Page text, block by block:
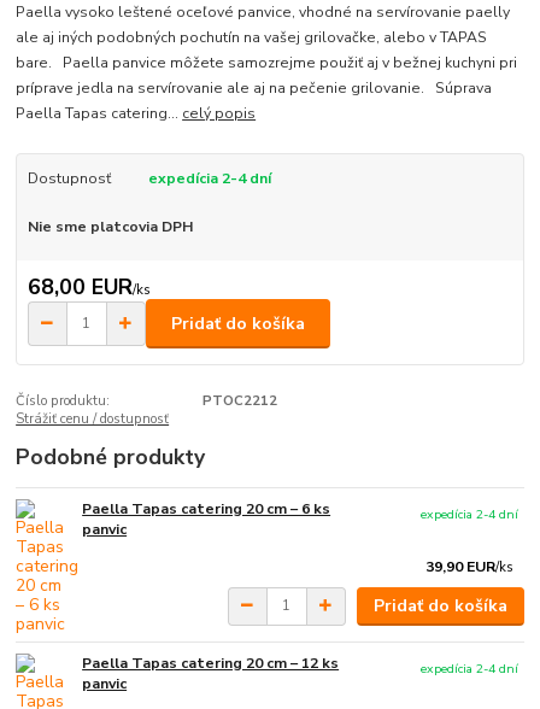
Paella vysoko leštené oceľové panvice, vhodné na servírovanie paelly
ale aj iných podobných pochutín na vašej grilovačke, alebo v TAPAS
bare. Paella panvice môžete samozrejme použiť aj v bežnej kuchyni pri
príprave jedla na servírovanie ale aj na pečenie grilovanie. Súprava
Paella Tapas catering... celý popis
Dostupnosť expedícia 2-4 dní
Nie sme platcovia DPH
68,00 EUR/ks
Pridať do košíka
Číslo produktu:
PTOC2212
Strážiť cenu / dostupnosť
Podobné produkty
Paella Tapas catering 20 cm – 6 ks
panvic
39,90 EUR/ks
expedícia 2-4 dní
Pridať do košíka
Paella Tapas catering 20 cm – 12 ks
panvic
expedícia 2-4 dní